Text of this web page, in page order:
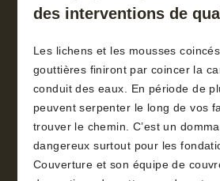
des interventions de
Les lichens et les mousses
gouttières finiront par coincer la
conduit des eaux. En période de
peuvent serpenter le long de vos
trouver le chemin. C’est un
dangereux surtout pour les
Couverture et son équipe de